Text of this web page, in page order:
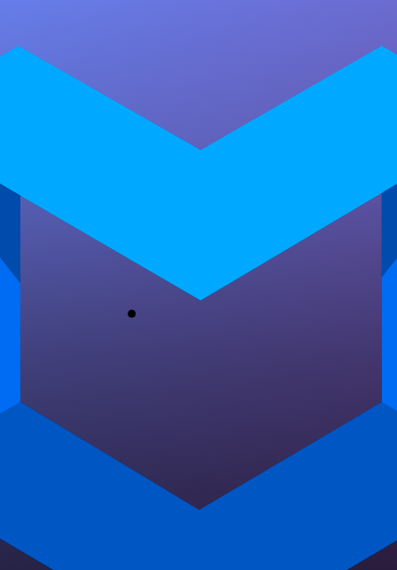
de Corrida de Rua: 7 Termos
Essenciais para o Retorno
Pós-COVID
Descubra os 7 termos técnicos que todo